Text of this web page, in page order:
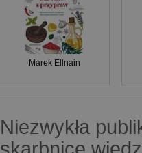
Marek Ellnain
Niezwykła